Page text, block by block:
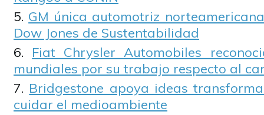
GM única automotriz
Dow Jones de Sustentabilidad
Fiat Chrysler Automobiles
mundiales por su trabajo respecto al
Bridgestone apoya ideas
cuidar el medioambiente